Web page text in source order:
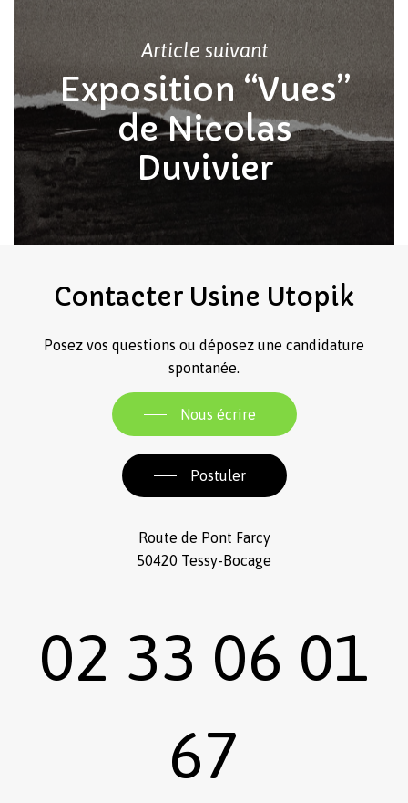
Article suivant
Exposition “Vues”
de Nicolas
Duvivier
Contacter Usine Utopik
Posez vos questions ou déposez une candidature
spontanée.
Nous écrire
Postuler
Route de Pont Farcy
50420 Tessy-Bocage
02 33 06 01
67